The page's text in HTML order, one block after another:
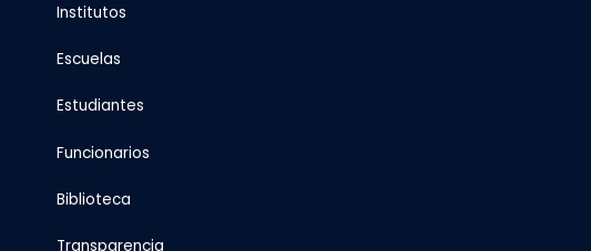
Institutos
Escuelas
Estudiantes
Funcionarios
Biblioteca
Transparencia